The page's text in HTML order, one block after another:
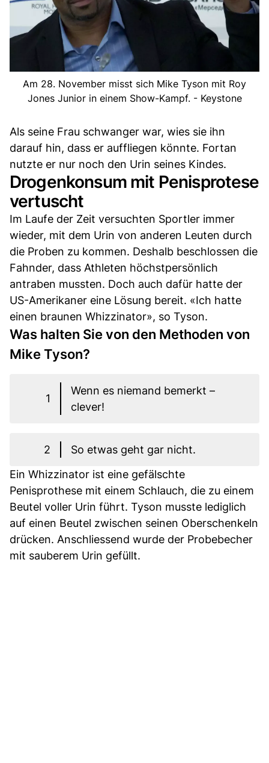
Am 28. November misst sich Mike Tyson mit Roy
Jones Junior in einem Show-Kampf. - Keystone
Als seine Frau schwanger war, wies sie ihn
darauf hin, dass er auffliegen könnte. Fortan
nutzte er nur noch den Urin seines Kindes.
Drogenkonsum mit Penisprotese
vertuscht
Im Laufe der Zeit versuchten Sportler immer
wieder, mit dem Urin von anderen Leuten durch
die Proben zu kommen. Deshalb beschlossen die
Fahnder, dass Athleten höchstpersönlich
antraben mussten. Doch auch dafür hatte der
US-Amerikaner eine Lösung bereit. «Ich hatte
einen braunen Whizzinator», so Tyson.
Was halten Sie von den Methoden von
Mike Tyson?
1
Wenn es niemand bemerkt –
clever!
2
So etwas geht gar nicht.
Ein Whizzinator ist eine gefälschte
Penisprothese mit einem Schlauch, die zu einem
Beutel voller Urin führt. Tyson musste lediglich
auf einen Beutel zwischen seinen Oberschenkeln
drücken. Anschliessend wurde der Probebecher
mit sauberem Urin gefüllt.